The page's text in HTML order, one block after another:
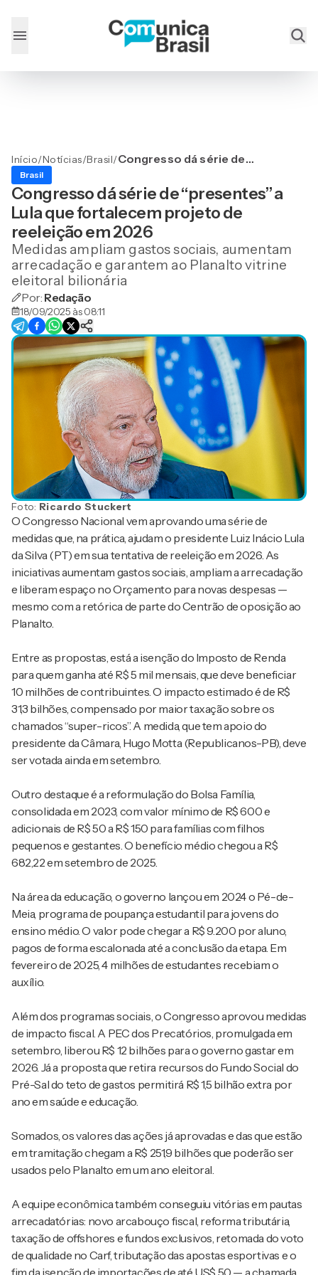
Início/Notícias/Brasil/Congresso dá série de
fortalecem projeto de
reeleição em 2026
Brasil
Congresso dá série de “presentes” a
Lula que fortalecem projeto de
reeleição em 2026
Medidas ampliam gastos sociais, aumentam
arrecadação e garantem ao Planalto vitrine
eleitoral bilionária
Por: Redação
18/09/2025 às 08:11
Foto: Ricardo Stuckert
O Congresso Nacional vem aprovando uma série de
medidas que, na prática, ajudam o presidente Luiz Inácio Lula
da Silva (PT) em sua tentativa de reeleição em 2026. As
iniciativas aumentam gastos sociais, ampliam a arrecadação
e liberam espaço no Orçamento para novas despesas —
mesmo com a retórica de parte do Centrão de oposição ao
Planalto.
Entre as propostas, está a isenção do Imposto de Renda
para quem ganha até R$ 5 mil mensais, que deve beneficiar
10 milhões de contribuintes. O impacto estimado é de R$
31,3 bilhões, compensado por maior taxação sobre os
chamados “super-ricos”. A medida, que tem apoio do
presidente da Câmara, Hugo Motta (Republicanos-PB), deve
ser votada ainda em setembro.
Outro destaque é a reformulação do Bolsa Família,
consolidada em 2023, com valor mínimo de R$ 600 e
adicionais de R$ 50 a R$ 150 para famílias com filhos
pequenos e gestantes. O benefício médio chegou a R$
682,22 em setembro de 2025.
Na área da educação, o governo lançou em 2024 o Pé-de-
Meia, programa de poupança estudantil para jovens do
ensino médio. O valor pode chegar a R$ 9.200 por aluno,
pagos de forma escalonada até a conclusão da etapa. Em
fevereiro de 2025, 4 milhões de estudantes recebiam o
auxílio.
Além dos programas sociais, o Congresso aprovou medidas
de impacto fiscal. A PEC dos Precatórios, promulgada em
setembro, liberou R$ 12 bilhões para o governo gastar em
2026. Já a proposta que retira recursos do Fundo Social do
Pré-Sal do teto de gastos permitirá R$ 1,5 bilhão extra por
ano em saúde e educação.
Somados, os valores das ações já aprovadas e das que estão
em tramitação chegam a R$ 251,9 bilhões que poderão ser
usados pelo Planalto em um ano eleitoral.
A equipe econômica também conseguiu vitórias em pautas
arrecadatórias: novo arcabouço fiscal, reforma tributária,
taxação de offshores e fundos exclusivos, retomada do voto
de qualidade no Carf, tributação das apostas esportivas e o